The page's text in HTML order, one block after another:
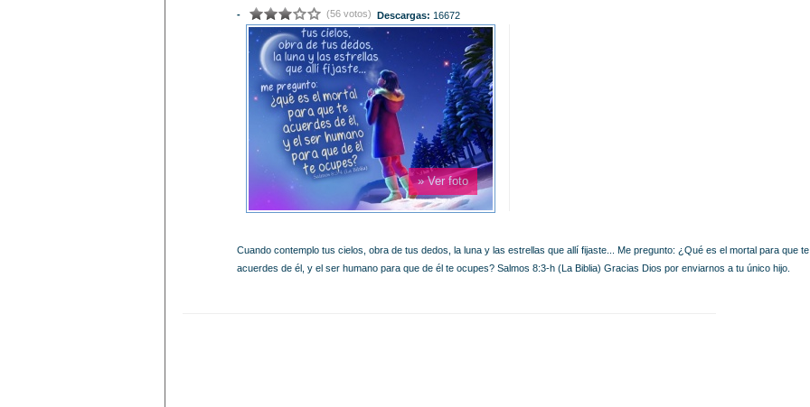
- (56 votos) Descargas: 16672
» Ver foto
Cuando contemplo tus cielos, obra de tus dedos, la luna y las estrellas que allí fijaste... Me pregunto: ¿Qué es el mortal para que te
acuerdes de él, y el ser humano para que de él te ocupes? Salmos 8:3-h (La Biblia) Gracias Dios por enviarnos a tu único hijo.